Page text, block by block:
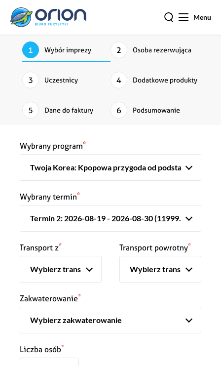
Menu
Wybór imprezy Osoba rezerwująca
Uczestnicy Dodatkowe produkty
Dane do faktury Podsumowanie
Wybrany program*
Wybrany termin*
Transport z* Transport powrotny*
Zakwaterowanie*
Liczba osób*